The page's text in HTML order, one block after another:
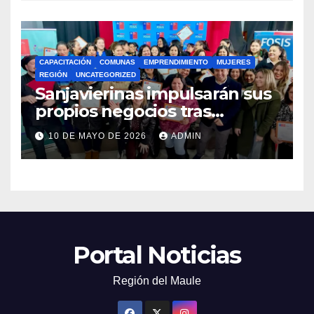
CAPACITACIÓN COMUNAS EMPRENDIMIENTO
MUJERES
REGIÓN
UNCATEGORIZED
Sanjavierinas impulsarán sus
propios negocios tras
capacitarse junto al FOSIS
10 DE MAYO DE 2026 ADMIN
Portal Noticias
Región del Maule